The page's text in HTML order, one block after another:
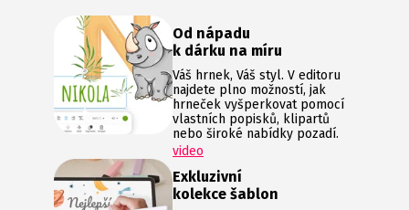
Od nápadu
k dárku na míru
Váš hrnek, Váš styl. V editoru
najdete plno možností, jak
hrneček vyšperkovat pomocí
vlastních popisků, klipartů
nebo široké nabídky pozadí.
video
Exkluzivní
kolekce šablon